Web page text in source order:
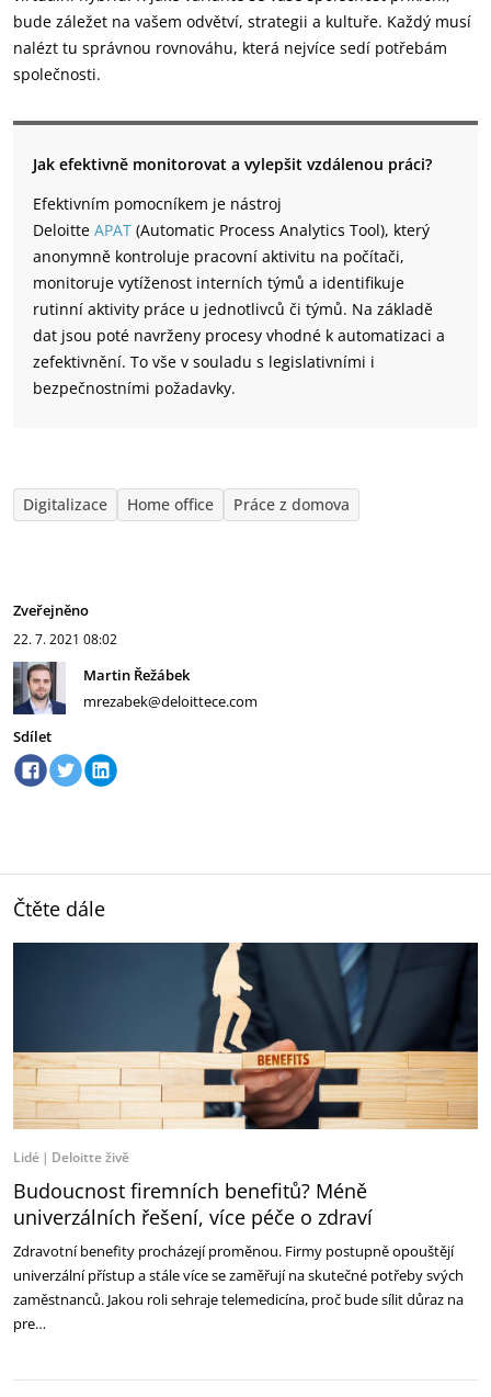
bude záležet na vašem odvětví, strategii a kultuře. Každý musí
nalézt tu správnou rovnováhu, která nejvíce sedí potřebám
společnosti.
Jak efektivně monitorovat a vylepšit vzdálenou práci?
Efektivním pomocníkem je nástroj
Deloitte APAT (Automatic Process Analytics Tool), který
anonymně kontroluje pracovní aktivitu na počítači,
monitoruje vytíženost interních týmů a identifikuje
rutinní aktivity práce u jednotlivců či týmů. Na základě
dat jsou poté navrženy procesy vhodné k automatizaci a
zefektivnění. To vše v souladu s legislativními i
bezpečnostními požadavky.
Digitalizace Home office Práce z domova
Zveřejněno
22. 7. 2021 08:02
Martin Řežábek
mrezabek@deloittece.com
Sdílet
Čtěte dále
Lidé Deloitte živě
Budoucnost firemních benefitů? Méně
univerzálních řešení, více péče o zdraví
Zdravotní benefity procházejí proměnou. Firmy postupně opouštějí
univerzální přístup a stále více se zaměřují na skutečné potřeby svých
zaměstnanců. Jakou roli sehraje telemedicína, proč bude sílit důraz na
pre…